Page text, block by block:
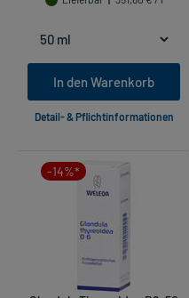
In den Warenkorb
Detail- & Pflichtinformationen
-14%*